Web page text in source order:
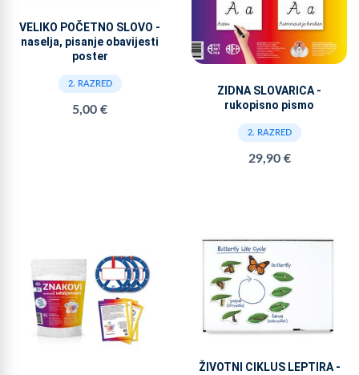
VELIKO POČETNO SLOVO -
naselja, pisanje obavijesti
poster
2. RAZRED
5,00 €
ZIDNA SLOVARICA -
rukopisno pismo
2. RAZRED
29,90 €
ŽIVOTNI CIKLUS LEPTIRA -